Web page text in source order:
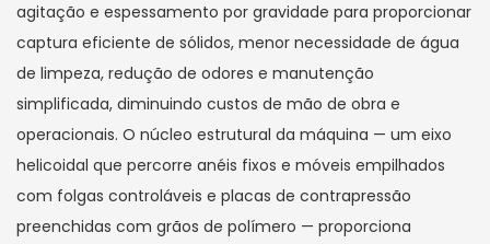
agitação e espessamento por gravidade para proporcionar
captura eficiente de sólidos, menor necessidade de água
de limpeza, redução de odores e manutenção
simplificada, diminuindo custos de mão de obra e
operacionais. O núcleo estrutural da máquina — um eixo
helicoidal que percorre anéis fixos e móveis empilhados
com folgas controláveis ​​e placas de contrapressão
preenchidas com grãos de polímero — proporciona